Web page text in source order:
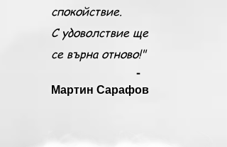
спокойствие.
С удоволствие ще
се върна отново!"
-
Мартин Сарафов